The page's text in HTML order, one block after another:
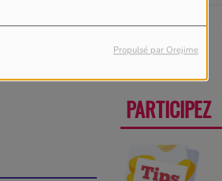
Propulsé par Orejime
PARTICIPEZ